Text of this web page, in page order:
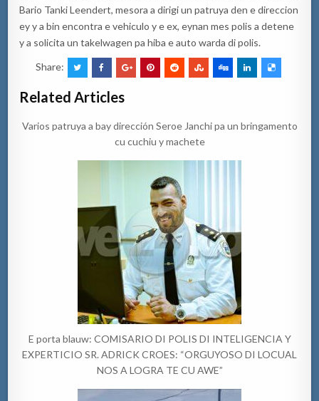
Bario Tanki Leendert, mesora a dirigi un patruya den e direccion
ey y a bin encontra e vehiculo y e ex, eynan mes polis a detene
y a solicita un takelwagen pa hiba e auto warda di polis.
Share:
Related Articles
Varios patruya a bay dirección Seroe Janchi pa un bringamento
cu cuchiu y machete
E porta blauw: COMISARIO DI POLIS DI INTELIGENCIA Y
EXPERTICIO SR. ADRICK CROES: “ORGUYOSO DI LOCUAL
NOS A LOGRA TE CU AWE”